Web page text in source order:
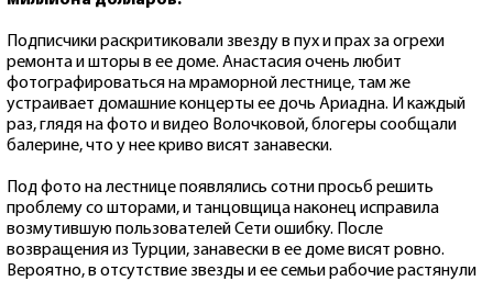
Подписчики раскритиковали звезду в пух и прах за огрехи
ремонта и шторы в ее доме. Анастасия очень любит
фотографироваться на мраморной лестнице, там же
устраивает домашние концерты ее дочь Ариадна. И каждый
раз, глядя на фото и видео Волочковой, блогеры сообщали
балерине, что у нее криво висят занавески.
Под фото на лестнице появлялись сотни просьб решить
проблему со шторами, и танцовщица наконец исправила
возмутившую пользователей Сети ошибку. После
возвращения из Турции, занавески в ее доме висят ровно.
Вероятно, в отсутствие звезды и ее семьи рабочие растянули